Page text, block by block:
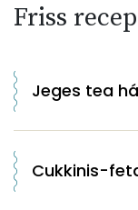
Friss
Jeges tea
Cukkinis-